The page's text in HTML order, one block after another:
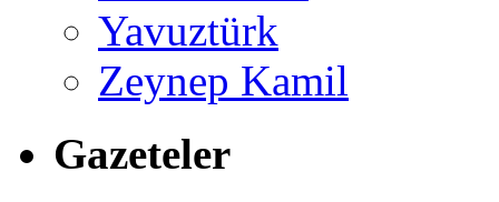
Yavuztürk
Zeynep Kamil
Gazeteler